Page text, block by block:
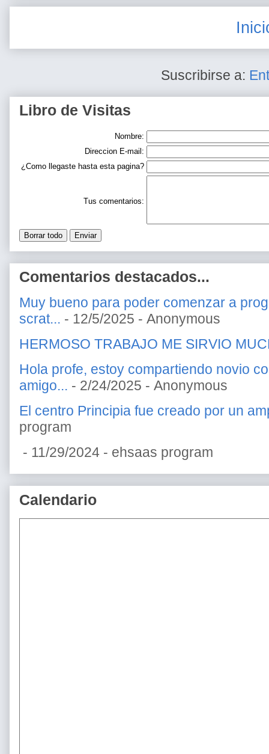
Suscribirse a:
Libro de Visitas
Nombre:
Direccion E-mail:
¿Como llegaste hasta esta pagina?
Tus comentarios:
Comentarios destacados...
Muy bueno para poder comenzar a
scrat... - 12/5/2025 - Anonymous
HERMOSO TRABAJO ME SIRVIO
Hola profe, estoy compartiendo novio
amigo... - 2/24/2025 - Anonymous
El centro Principia fue creado por un
program
- 11/29/2024 - ehsaas program
Calendario